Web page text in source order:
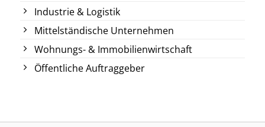
Industrie & Logistik
Mittelständische Unternehmen
Wohnungs- & Immobilienwirtschaft
Öffentliche Auftraggeber